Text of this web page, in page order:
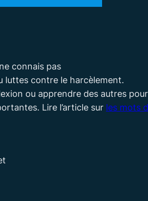
connais pas
luttes contre le harcèlement.
ou apprendre des autres
Lire l’article sur les mots